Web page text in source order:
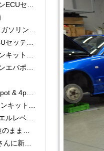
ィング調整
リン漏れ
ティング
発売！！
新発売！！
バーホール
Ⅱ取り付け
新発売！！
ない！！
ただきました!!